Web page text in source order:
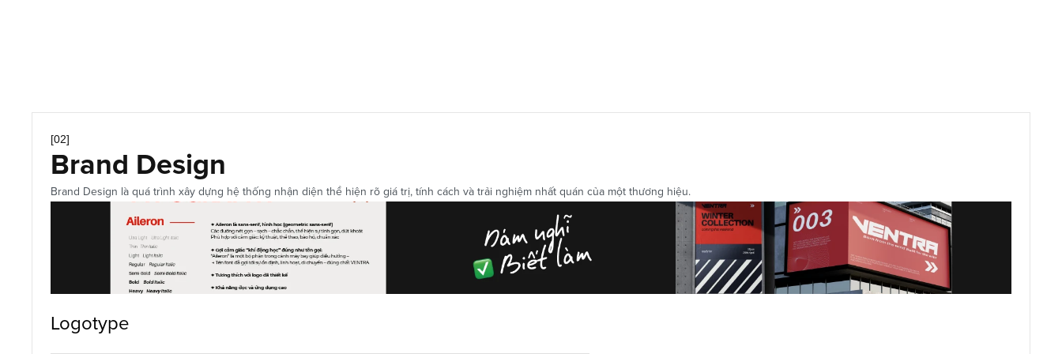
Print Design
[02]
Brand Design
Brand Design là quá trình xây dựng hệ thống nhận diện thể hiện rõ giá trị, tính cách và trải nghiệm nhất quán của một thương hiệu.
Logotype